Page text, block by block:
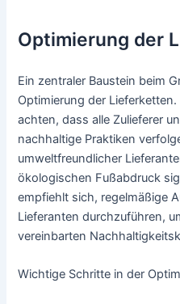
Optimierung der
Ein zentraler Baustein beim
Optimierung der
achten, dass alle Zulieferer
nachhaltige Praktiken
umweltfreundlicher
ökologischen Fußabdruck
empfiehlt sich, regelmäßige
Lieferanten durchzuführen,
vereinbarten
Wichtige Schritte in der